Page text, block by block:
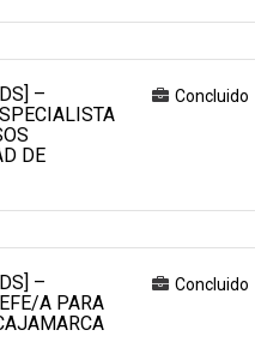
–
DE
Concluido
–
A PARA
Concluido